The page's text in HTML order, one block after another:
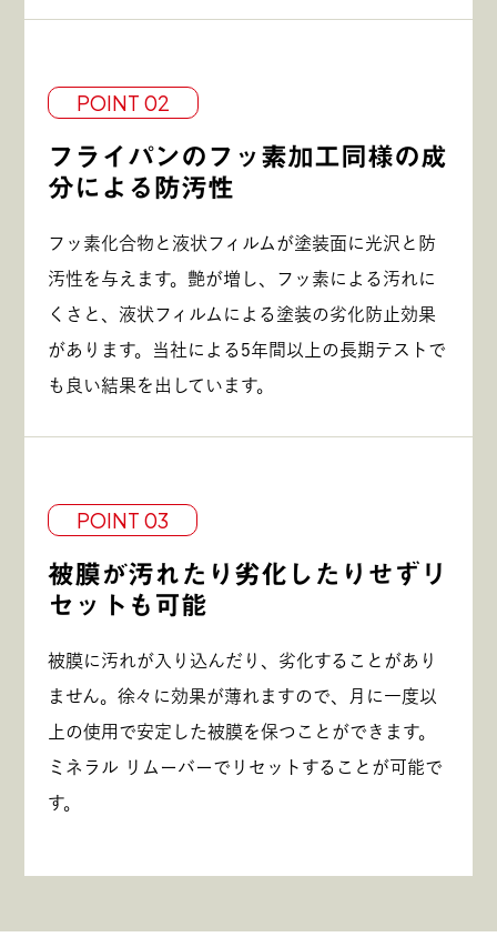
POINT 02
フライパンのフッ素加工同様の成
分による防汚性
フッ素化合物と液状フィルムが塗装面に光沢と防
汚性を与えます。艶が増し、フッ素による汚れに
くさと、液状フィルムによる塗装の劣化防止効果
があります。当社による5年間以上の長期テストで
も良い結果を出しています。
POINT 03
被膜が汚れたり劣化したりせずリ
セットも可能
被膜に汚れが入り込んだり、劣化することがあり
ません。徐々に効果が薄れますので、月に一度以
上の使用で安定した被膜を保つことができます。
ミネラル リムーバーでリセットすることが可能で
す。